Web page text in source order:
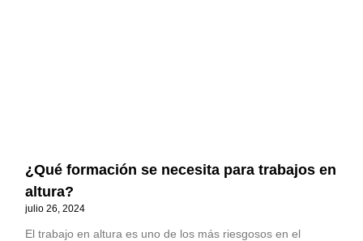
¿Qué formación se necesita para trabajos en
altura?
julio 26, 2024
El trabajo en altura es uno de los más riesgosos en el